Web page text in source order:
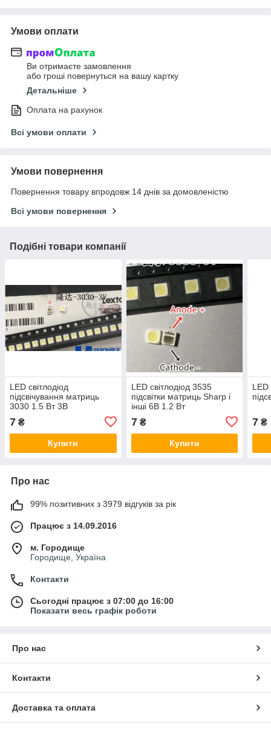
Умови оплати
Ви отримаєте замовлення
або гроші повернуться на вашу картку
Детальніше
Оплата на рахунок
Всі умови оплати
Умови повернення
Повернення товару впродовж 14 днів за домовленістю
Всі умови повернення
Подібні товари компанії
LED світлодіод
підсвічування матриць
3030 1.5 Вт 3В
7 ₴
Купити
LED світлодіод 3535
підсвітки матриць Sharp і
інші 6В 1.2 Вт
7₴
Купити
LED
7 ₴
Про нас
99% позитивних з 3979 відгуків за рік
Працює з 14.09.2016
м. Городище
Городище, Україна
Контакти
Сьогодні працює з 07:00 до 16:00
Показати весь графік роботи
Про нас
Контакти
Доставка та оплата